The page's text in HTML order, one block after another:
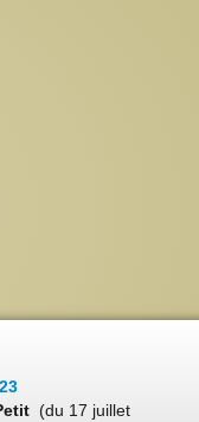
(du 17 juillet